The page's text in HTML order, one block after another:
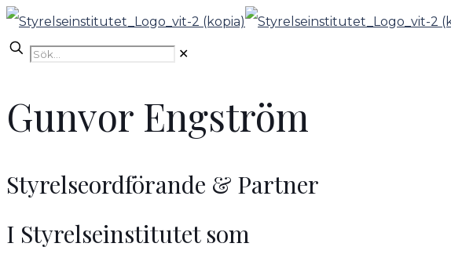
✕
Gunvor Engström
Styrelseordförande & Partner
I Styrelseinstitutet som